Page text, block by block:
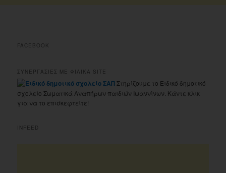
FACEBOOK
ΣΥΝΕΡΓΑΣΙΕΣ ΜΕ ΦΙΛΙΚΑ SITE
Στηρίζουμε το Ειδικό δημοτικό
σχολείο Σωματικά Αναπήρων παιδιών Ιωαννίνων. Κάντε κλικ
για να το επισκεφτείτε!
INFEED